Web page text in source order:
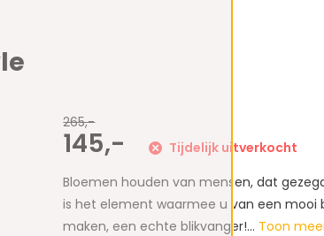
265,-
145,-
Tijdelijk uitverkocht
Bloemen houden van mensen, dat
is het element waarmee u van een mooi
maken, een echte blikvanger!... Toon